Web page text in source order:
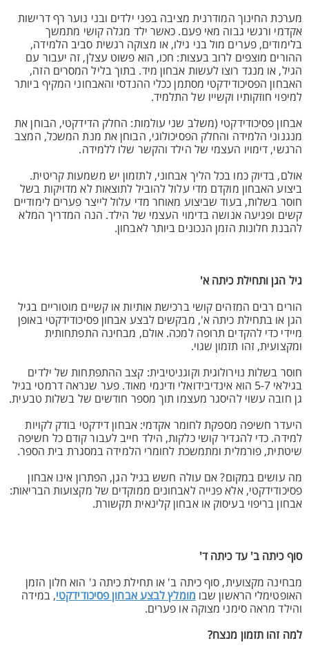
מערכת החינוך המודרנית מציבה בפני ילדים ובני נוער רף דרישות
אקדמי ורגשי גבוה מאי פעם. כאשר ילד מגלה קושי מתמשך
בלימודים, פערים מול בני גילו, או מצוקה רגשית סביב הלמידה,
ההורים מוצפים לרוב בעצות: חכו, הוא פשוט עצלן, זה יעבור עם
הגיל, או מנגד רוצו לעשות אבחון מיד. בתוך בליל המסרים הזה,
האבחון הפסיכודידקטי מסתמן ככלי ההנדסי והאבחוני המקיף ביותר
למיפוי חוזקותיו וקשייו של התלמיד.
אבחון פסיכודידקטי (משלב שני עולמות: החלק הדידקטי, הבוחן את
מנגנוני הלמידה והחלק הפסיכולוגי, הבוחן את מנת המשכל, המצב
הרגשי, דימויו העצמי של הילד והקשר שלו ללמידה.
אולם, בדיוק כמו בכל הליך אבחוני, לתזמון יש משמעות קריטית.
ביצוע האבחון מוקדם מדי עלול להוביל לתוצאות לא מדויקות בשל
חוסר בשלות, בעוד שביצוע מאוחר מדי עלול לייצר פערים לימודיים
קשים ופגיעה אנושה בדימוי העצמי של הילד. הנה המדריך המלא
להבנת חלונות הזמן הנכונים ביותר לאבחון.
גיל הגן ותחילת כיתה א'
הורים רבים המזהים קושי ברכישת אותיות או קשיים מוטוריים בגיל
הגן או בתחילת כיתה א', מבקשים לבצע אבחון פסיכודידקטי באופן
מיידי כדי להקדים תרופה למכה. אולם, מבחינה התפתחותית
ומקצועית, זהו תזמון שגוי.
חוסר בשלות נוירולוגית וקוגניטיבית: קצב ההתפתחות של ילדים
בגילאי 5-7 הוא אינדיבידואלי ודינמי מאוד. פער שנראה דרמטי בגיל
גן חובה עשוי להיסגר מעצמו תוך מספר חודשים של בשלות טבעית.
היעדר חשיפה מספקת לחומר אקדמי: אבחון דידקטי בודק לקויות
למידה. כדי להגדיר קושי כלקות, הילד חייב לעבור קודם כל חשיפה
שיטתית, פורמלית ומתמשכת לחומרי הלמידה במסגרת בית הספר.
מה עושים במקום? אם עולה חשש בגיל הגן, הפתרון אינו אבחון
פסיכודידקטי, אלא פנייה לאבחונים ממוקדים של מקצועות הבריאות:
אבחון בריפוי בעיסוק או אבחון קלינאית תקשורת.
סוף כיתה ב' עד כיתה ד'
מבחינה מקצועית, סוף כיתה ב' או תחילת כיתה ג' הוא חלון הזמן
האופטימלי הראשון שבו מומלץ לבצע אבחון פסיכודידקטי, במידה
והילד מראה סימני מצוקה או פערים.
למה זהו תזמון מנצח?